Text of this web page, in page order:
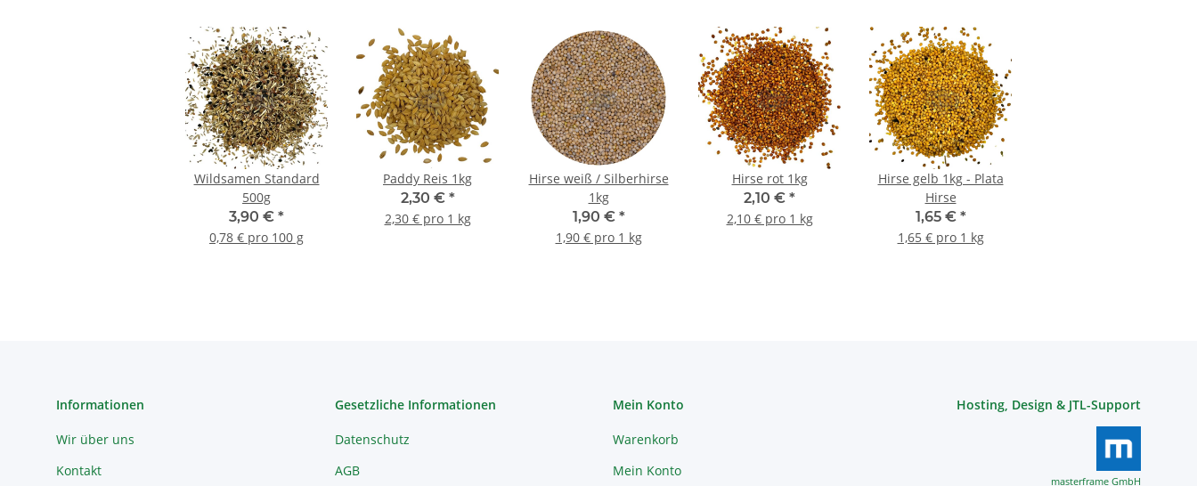
Wildsamen Standard
500g
3,90 € *
0,78 € pro 100 g
Paddy Reis 1kg
2,30 € *
2,30 € pro 1 kg
Hirse weiß / Silberhirse
1kg
1,90 € *
1,90 € pro 1 kg
Hirse rot 1kg
2,10 € *
2,10 € pro 1 kg
Hirse gelb 1kg - Plata
Hirse
1,65 € *
1,65 € pro 1 kg
Informationen
Wir über uns
Kontakt
Gesetzliche Informationen
Datenschutz
AGB
Mein Konto
Warenkorb
Mein Konto
Hosting, Design & JTL-Support
masterframe GmbH